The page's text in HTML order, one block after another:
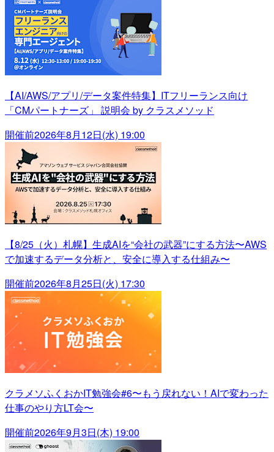
【AI/AWS/アプリ/データ案件特集】ITフリーランス向け
「CMパートナーズ」 説明会 by クラスメソッド
開催前2026年8月12日(水) 19:00
【8/25（火）札幌】生成AIを“会社の武器”にする方法〜AWS
で加速するデータ分析と、安全に導入する仕組み〜
開催前2026年8月25日(火) 17:30
クラメソふくおかIT勉強会#6〜もう戻れない！AIで変わった
仕事のやり方LT会〜
開催前2026年9月3日(木) 19:00